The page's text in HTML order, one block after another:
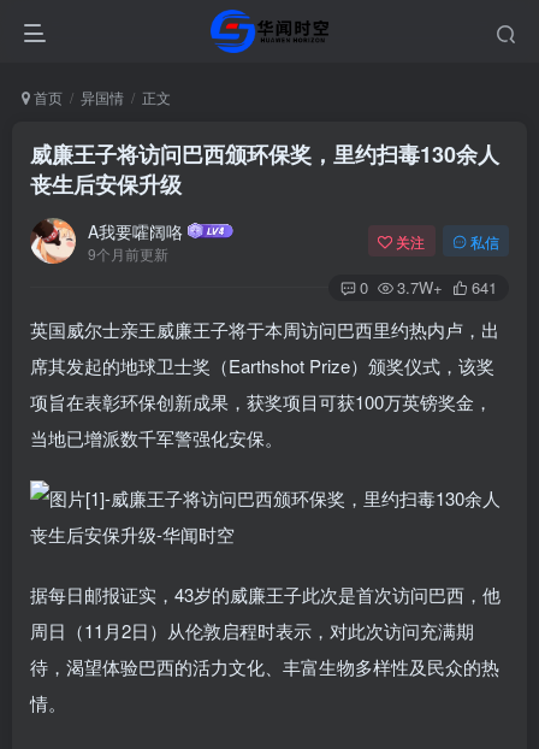
首页 异国情 正文
威廉王子将访问巴西颁环保奖，里约扫毒130余人
丧生后安保升级
A我要嚯阔咯
9个月前更新
关注 私信
0 3.7W+ 641
英国威尔士亲王威廉王子将于本周访问巴西里约热内卢，出
席其发起的地球卫士奖（Earthshot Prize）颁奖仪式，该奖
项旨在表彰环保创新成果，获奖项目可获100万英镑奖金，
当地已增派数千军警强化安保。
据每日邮报证实，43岁的威廉王子此次是首次访问巴西，他
周日（11月2日）从伦敦启程时表示，对此次访问充满期
待，渴望体验巴西的活力文化、丰富生物多样性及民众的热
情。